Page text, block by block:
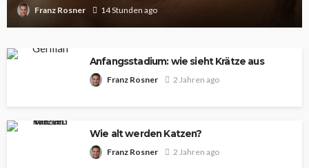
Franz Rosner 14 Stunden ago
Anfangsstadium: wie sieht Krätze aus
Franz Rosner 2 Jahren ago
Wie alt werden Katzen?
Franz Rosner 2 Jahren ago